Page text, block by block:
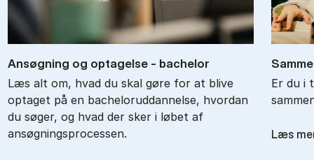
An­søg­ning og op­ta­gel­se - ba­chel­or
Læs alt om, hvad du skal gøre for at blive
optaget på en bacheloruddannelse, hvordan
du søger, og hvad der sker i løbet af
ansøgningsprocessen.
Er du i
Læs